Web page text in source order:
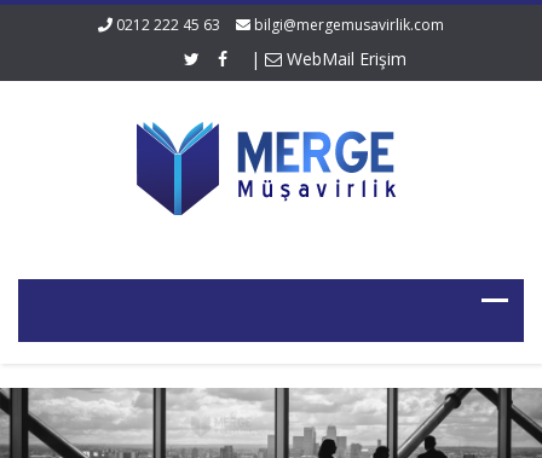
0212 222 45 63 bilgi@mergemusavirlik.com
| WebMail Erişim